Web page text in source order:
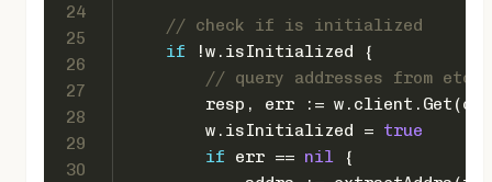
24
25
26
27
28
29
30
// check if is initialized
if !w.isInitialized {
// query addresses from etcd
resp, err :=
        w.isInitialized =
true
if err == nil {